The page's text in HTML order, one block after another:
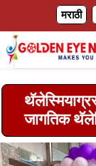
मराठी
जागतिक